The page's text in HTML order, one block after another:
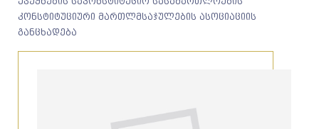
კონსტიტუციური მართლმსაჯულების ასოციაციის
განცხადება